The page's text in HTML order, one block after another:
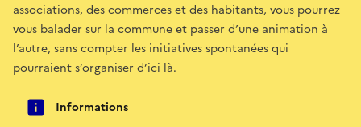
associations, des commerces et des habitants, vous pourrez
vous balader sur la commune et passer d’une animation à
l’autre, sans compter les initiatives spontanées qui
pourraient s’organiser d’ici là.
Informations